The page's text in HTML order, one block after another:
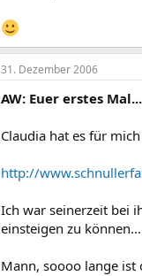
31. Dezember 2006
AW: Euer erstes Mal...
Claudia hat es für
http://
Ich war seinerzeit bei
einsteigen zu
Mann, soooo lange ist